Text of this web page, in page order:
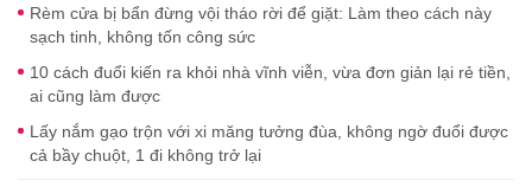
Rèm cửa bị bẩn đừng vội tháo rời để giặt: Làm theo cách này
sạch tinh, không tốn công sức
10 cách đuổi kiến ra khỏi nhà vĩnh viễn, vừa đơn giản lại rẻ tiền,
ai cũng làm được
Lấy nắm gạo trộn với xi măng tưởng đùa, không ngờ đuổi được
cả bầy chuột, 1 đi không trở lại